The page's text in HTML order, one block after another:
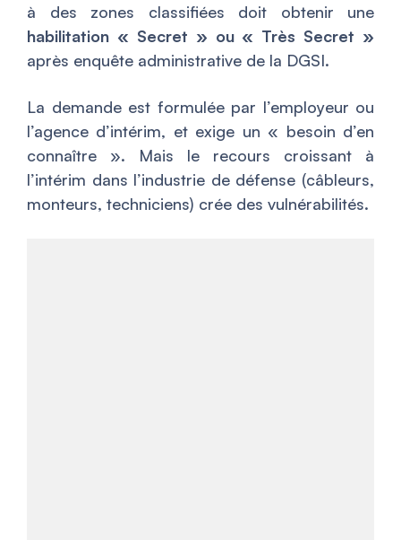
à des zones classifiées doit obtenir une
habilitation « Secret » ou « Très Secret »
après enquête administrative de la DGSI.
La demande est formulée par l’employeur ou
l’agence d’intérim, et exige un « besoin d’en
connaître ». Mais le recours croissant à
l’intérim dans l’industrie de défense (câbleurs,
monteurs, techniciens) crée des vulnérabilités.